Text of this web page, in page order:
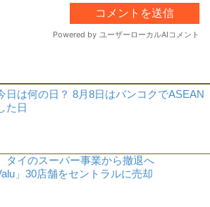
日は何の日？ 8月8日はバンコクでASEAN
た日
タイのスーパー事業から撤退へ
」30店舗をセントラルに売却